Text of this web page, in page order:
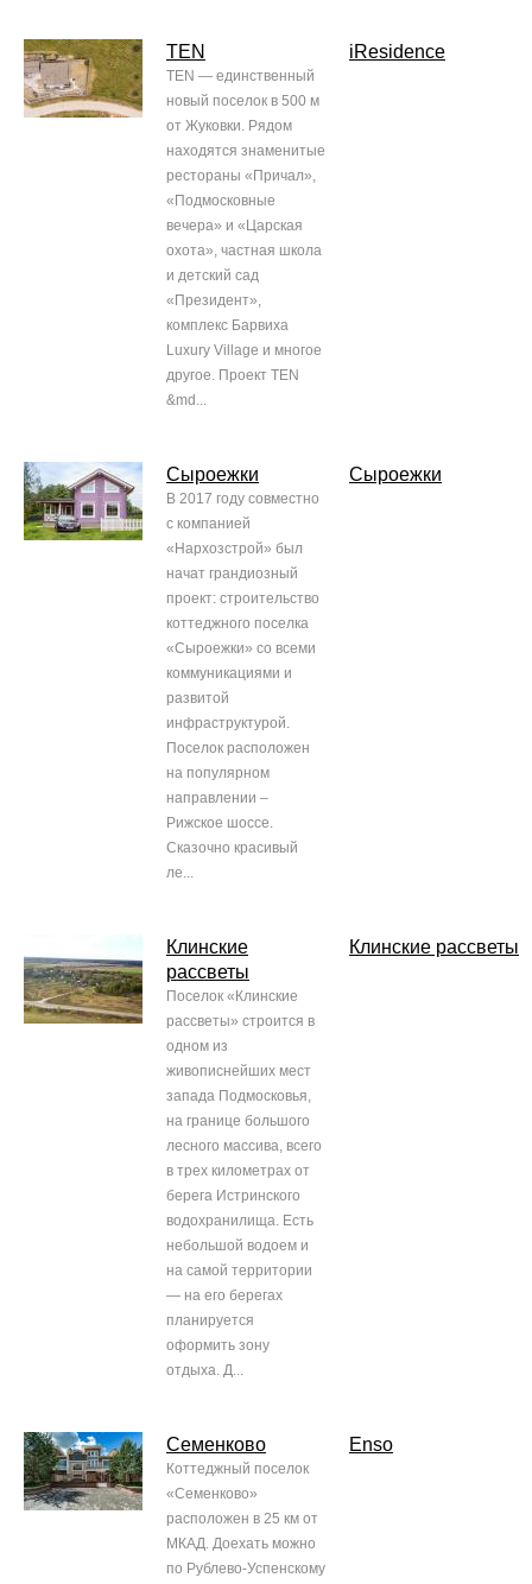
TEN
TEN — единственный
новый поселок в 500 м
от Жуковки. Рядом
находятся знаменитые
рестораны «Причал»,
«Подмосковные
вечера» и «Царская
охота», частная школа
и детский сад
«Президент»,
комплекс Барвиха
Luxury Village и многое
другое. Проект TEN
&md...
iResidence
Сыроежки
В 2017 году совместно
с компанией
«Нархозстрой» был
начат грандиозный
проект: строительство
коттеджного поселка
«Сыроежки» cо всеми
коммуникациями и
развитой
инфраструктурой.
Поселок расположен
на популярном
направлении –
Рижское шоссе.
Сказочно красивый
ле...
Сыроежки
Клинские
рассветы
Поселок «Клинские
рассветы» строится в
одном из
живописнейших мест
запада Подмосковья,
на границе большого
лесного массива, всего
в трех километрах от
берега Истринского
водохранилища. Есть
небольшой водоем и
на самой территории
— на его берегах
планируется
оформить зону
отдыха. Д...
Клинские рассветы
Семенково
Коттеджный поселок
«Семенково»
расположен в 25 км от
МКАД. Доехать можно
по Рублево-Успенскому
Enso